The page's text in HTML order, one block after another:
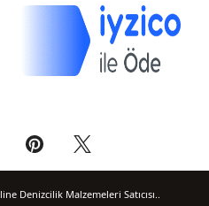
Denizcilik Malzemeleri Satıcısı..